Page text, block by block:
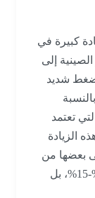
في
إلى
شديد
من
انخفاض الطلبيات على أساس سنوي 10%-15%، بل